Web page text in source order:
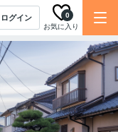
ログイン
お気に入り
0